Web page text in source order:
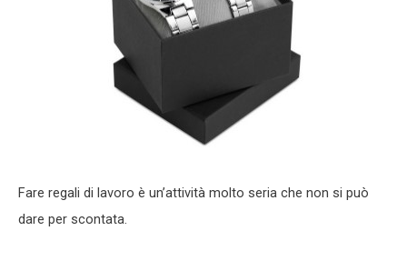
Fare regali di lavoro è un’attività molto seria che non si può
dare per scontata.